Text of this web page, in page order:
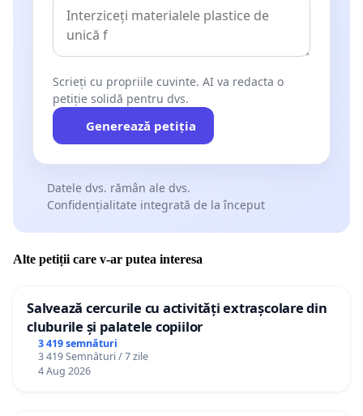
Scrieți cu propriile cuvinte. AI va redacta o
petiție solidă pentru dvs.
Generează petiția
Datele dvs. rămân ale dvs.
Confidențialitate integrată de la început
Alte petiții care v-ar putea interesa
Salvează cercurile cu activități extrașcolare din
cluburile și palatele copiilor
3 419 semnături
3 419 Semnături / 7 zile
4 Aug 2026